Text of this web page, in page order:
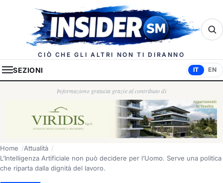
Insider.sm
CIÒ CHE GLI ALTRI NON TI DIRANNO
SEZIONI IT EN
Informazione gratuita grazie al contributo di
Home
Attualità
L’Intelligenza Artificiale non può decidere per l’Uomo. Serve una politica
che riparta dalla dignità del lavoro.